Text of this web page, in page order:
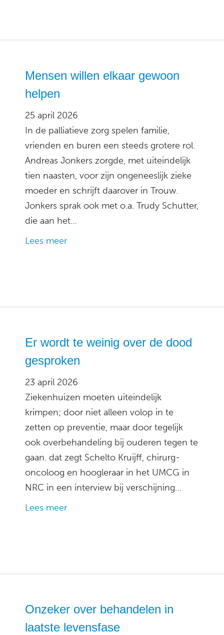
Mensen willen elkaar gewoon
helpen
25 april 2026
In de palliatieve zorg spelen familie,
vrienden en buren een steeds grotere rol.
Andreas Jonkers zorgde, met uiteindelijk
tien naasten, voor zijn ongeneeslijk zieke
moeder en schrijft daarover in Trouw.
Jonkers sprak ook met o.a. Trudy Schutter,
die aan het…
Lees meer
Er wordt te weinig over de dood
gesproken
23 april 2026
Ziekenhuizen moeten uiteindelijk
krimpen; door niet alleen volop in te
zetten op preventie, maar door tegelijk
ook overbehandeling bij ouderen tegen te
gaan. dat zegt Schelto Kruijff, chirurg-
oncoloog en hoogleraar in het UMCG in
NRC in een interview bij verschijning…
Lees meer
Onzeker over behandelen in
laatste levensfase